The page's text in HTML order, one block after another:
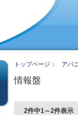
トップページ アバ
情報盤
2件中1～2件表示